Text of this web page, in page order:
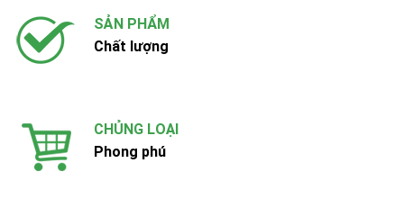
SẢN PHẨM
Chất lượng
CHỦNG LOẠI
Phong phú